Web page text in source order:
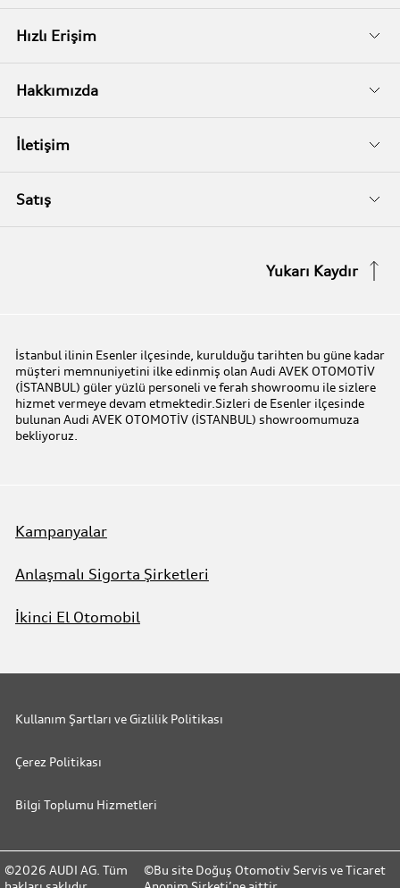
Kampanyalar
Audi Garanti
Audi Kasko
Audi Garanti Plus
Serviste Prestijin 7 Prensibi
Audi Online Team
Benim Audim
Hızlı Erişim
Servis Randevusu
Hakkımızda
Biz Kimiz?
İletişim
İletişim Bilgileri
Satış
Audi prime :plus
Yukarı Kaydır
İstanbul ilinin Esenler ilçesinde, kurulduğu tarihten bu güne kadar
müşteri memnuniyetini ilke edinmiş olan Audi AVEK OTOMOTİV
(İSTANBUL) güler yüzlü personeli ve ferah showroomu ile sizlere
hizmet vermeye devam etmektedir.Sizleri de Esenler ilçesinde
bulunan Audi AVEK OTOMOTİV (İSTANBUL) showroomumuza
bekliyoruz.
Kampanyalar
Anlaşmalı Sigorta Şirketleri
İkinci El Otomobil
Kullanım Şartları ve Gizlilik Politikası
Çerez Politikası
Bilgi Toplumu Hizmetleri
©2026 AUDI AG. Tüm
©Bu site Doğuş Otomotiv Servis ve Ticaret